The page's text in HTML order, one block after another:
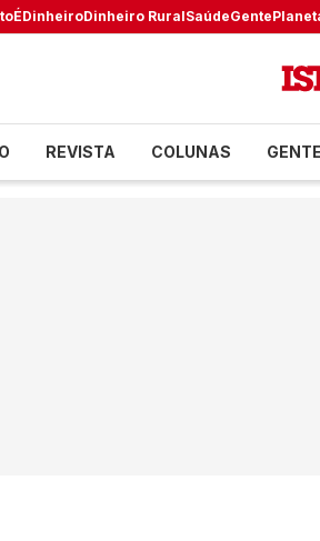
DinheiroDinheiro RuralSaúdeGente
REVISTA COLUNAS GENTE